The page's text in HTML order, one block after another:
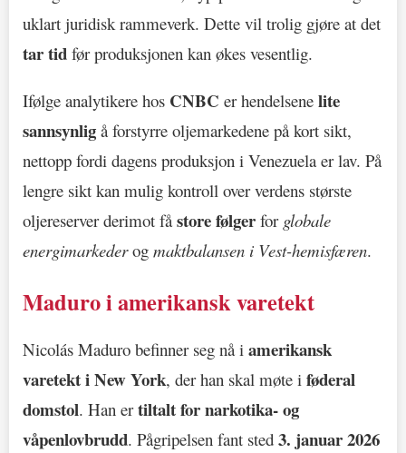
uklart juridisk rammeverk. Dette vil trolig gjøre at det
tar tid før produksjonen kan økes vesentlig.
Ifølge analytikere hos CNBC er hendelsene lite
sannsynlig å forstyrre oljemarkedene på kort sikt,
nettopp fordi dagens produksjon i Venezuela er lav. På
lengre sikt kan mulig kontroll over verdens største
oljereserver derimot fåstore følger for globale
energimarkederog maktbalansen i Vest-hemisfæren.
Maduro i amerikansk varetekt
Nicolás Maduro befinner seg nå i amerikansk
varetekt i New York, der han skal møte i føderal
domstol. Han ertiltalt for narkotika- og
våpenlovbrudd. Pågripelsen fant sted 3. januar 2026